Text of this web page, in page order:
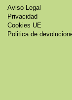
Aviso Legal
Privacidad
Cookies UE
Politica de